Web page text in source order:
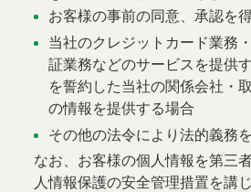
お客様の事前の同意、承認を
当社のクレジットカード業務
証業務などのサービスを提供
を誓約した当社の関係会社・
の情報を提供する場合
その他の法令により法的義務
なお、お客様の個人情報を第三
人情報保護の安全管理措置を講